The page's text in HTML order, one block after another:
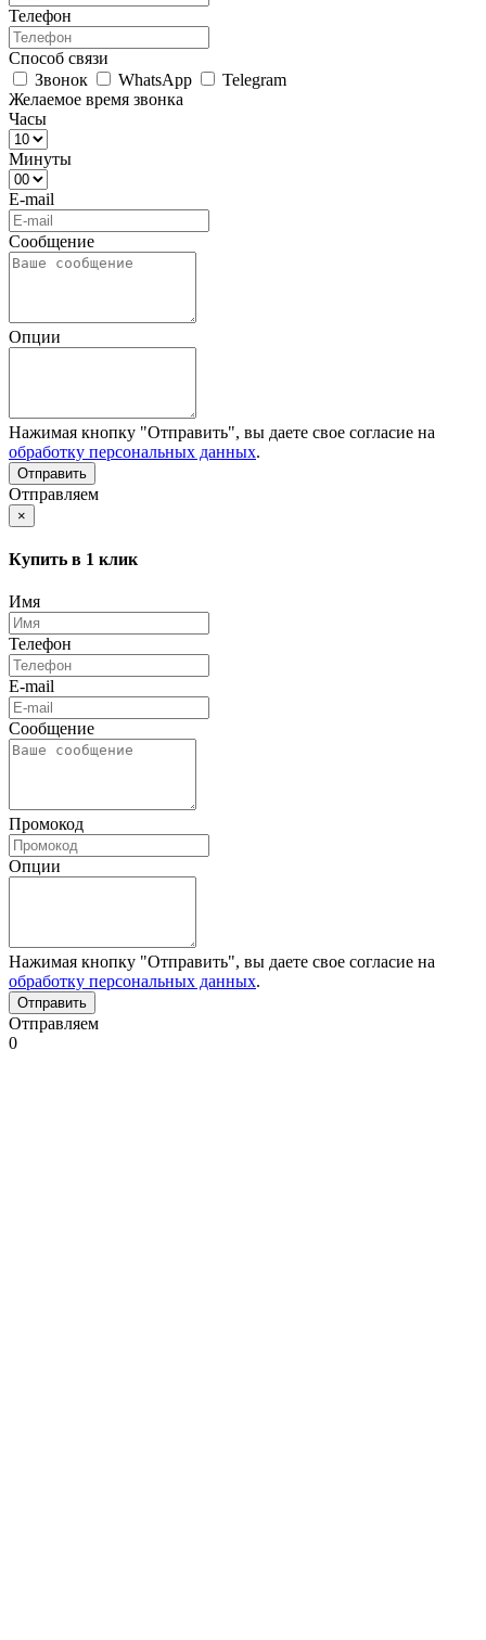
Телефон
Способ связи
Звонок
WhatsApp
Telegram
Желаемое время звонка
Часы
Минуты
E-mail
Сообщение
Опции
Нажимая кнопку "Отправить", вы даете свое согласие на
обработку персональных данных.
Отправляем
×
Купить в 1 клик
Имя
Телефон
E-mail
Сообщение
Промокод
Опции
Нажимая кнопку "Отправить", вы даете свое согласие на
обработку персональных данных.
Отправляем
0